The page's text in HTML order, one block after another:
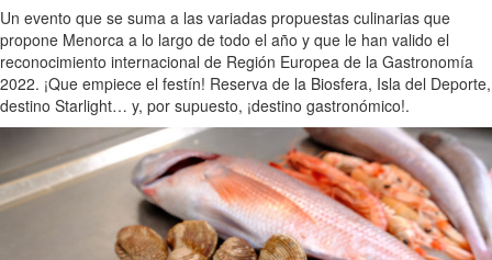
Un evento que se suma a las variadas propuestas culinarias que
propone Menorca a lo largo de todo el año y que le han valido el
reconocimiento internacional de Región Europea de la Gastronomía
2022. ¡Que empiece el festín! Reserva de la Biosfera, Isla del Deporte,
destino Starlight… y, por supuesto, ¡destino gastronómico!.